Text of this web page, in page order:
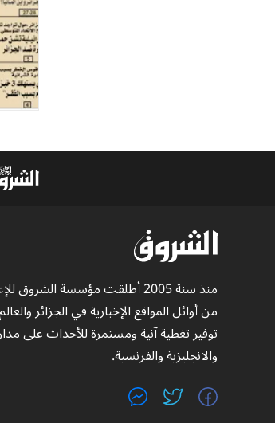
منذ سنة 2005 أطلقت مؤسسة الشروق
من أوائل المواقع الإخبارية في الجزائر
توفير تغطية آنية ومستمرة للأحداث على
والانجليزية والفرنسية.